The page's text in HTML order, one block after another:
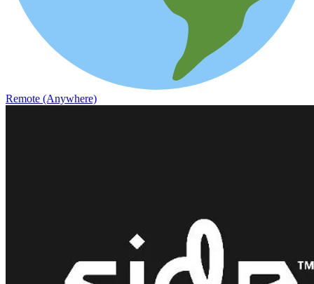
Remote (Anywhere)